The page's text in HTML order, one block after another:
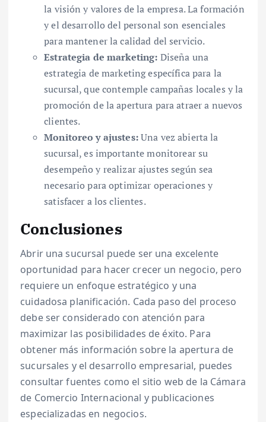
la visión y valores de la empresa. La formación
y el desarrollo del personal son esenciales
para mantener la calidad del servicio.
Estrategia de marketing: Diseña una
estrategia de marketing específica para la
sucursal, que contemple campañas locales y la
promoción de la apertura para atraer a nuevos
clientes.
Monitoreo y ajustes:Una vez abierta la
sucursal, es importante monitorear su
desempeño y realizar ajustes según sea
necesario para optimizar operaciones y
satisfacer a los clientes.
Conclusiones
Abrir una sucursal puede ser una excelente
oportunidad para hacer crecer un negocio, pero
requiere un enfoque estratégico y una
cuidadosa planificación. Cada paso del proceso
debe ser considerado con atención para
maximizar las posibilidades de éxito. Para
obtener más información sobre la apertura de
sucursales y el desarrollo empresarial, puedes
consultar fuentes como el sitio web de la Cámara
de Comercio Internacional y publicaciones
especializadas en negocios.